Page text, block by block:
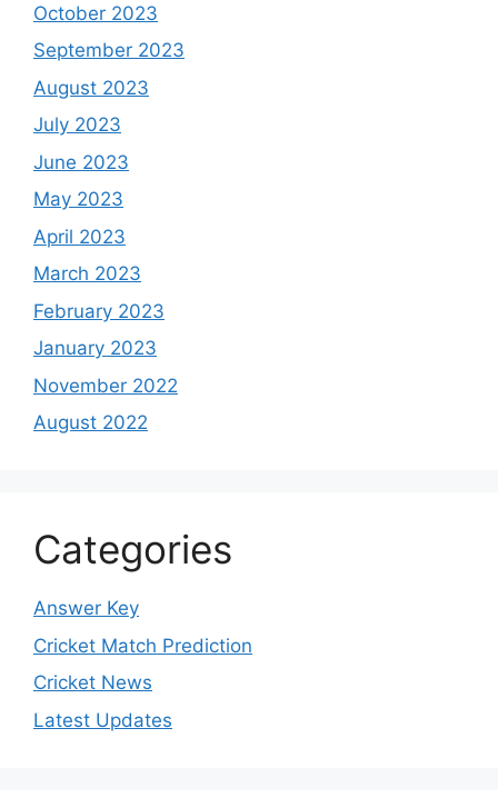
October 2023
September 2023
August 2023
July 2023
June 2023
May 2023
April 2023
March 2023
February 2023
January 2023
November 2022
August 2022
Categories
Answer Key
Cricket Match Prediction
Cricket News
Latest Updates